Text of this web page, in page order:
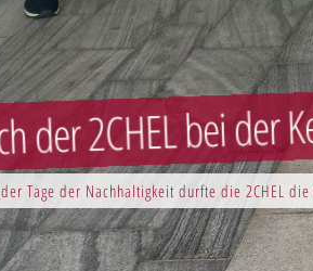
Tage der Nachhaltigkeit durfte die 2CHEL
der 2CHEL bei der